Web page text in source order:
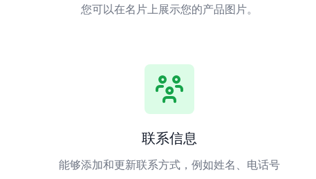
您可以在名片上展示您的产品图片。
联系信息
能够添加和更新联系方式，例如姓名、电话号